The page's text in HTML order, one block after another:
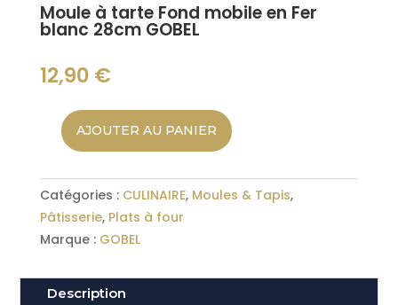
Moule à tarte Fond mobile en Fer
blanc 28cm GOBEL
12,90 €
quantité
Moule
à
tarte
Fond
en
AJOUTER AU PANIER
Catégories : CULINAIRE, Moules & Tapis,
Pâtisserie, Plats à four
Marque : GOBEL
Description